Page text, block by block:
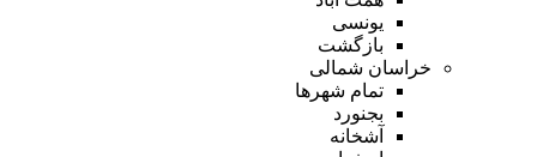
یونسی
بازگشت
خراسان شمالی
تمام شهر‌ها
بجنورد
آشخانه